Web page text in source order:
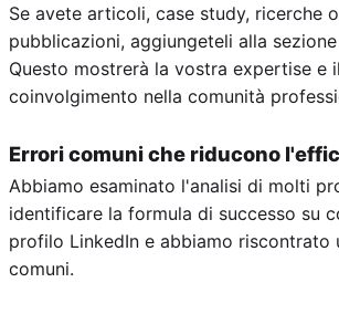
Se avete articoli, case study, ricerche
pubblicazioni, aggiungeteli alla
Questo mostrerà la vostra expertise e
coinvolgimento nella comunità
Errori comuni che riducono
Abbiamo esaminato l'analisi di molti
identificare la formula di successo su
profilo LinkedIn e abbiamo riscontrato
comuni.